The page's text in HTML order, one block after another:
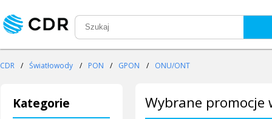
CDR / Światłowody / PON / GPON / ONU/ONT
Kategorie Wybrane promocje